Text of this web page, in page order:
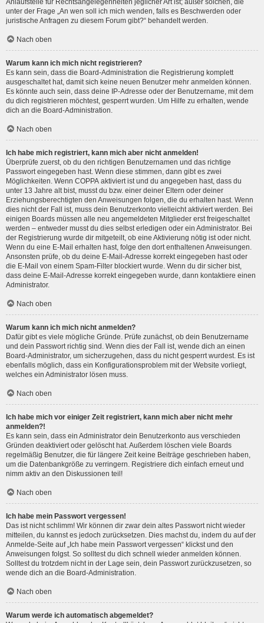
Anlaufstelle für Rechtsangelegenheiten jeglicher Art ist; außer solchen, die
unter der Frage „An wen soll ich mich wenden, falls es Beschwerden oder
juristische Anfragen zu diesem Forum gibt?“ behandelt werden.
Nach oben
Warum kann ich mich nicht registrieren?
Es kann sein, dass die Board-Administration die Registrierung komplett
ausgeschaltet hat, damit sich keine neuen Benutzer mehr anmelden können.
Es könnte auch sein, dass deine IP-Adresse oder der Benutzername, mit dem
du dich registrieren möchtest, gesperrt wurden. Um Hilfe zu erhalten, wende
dich an die Board-Administration.
Nach oben
Ich habe mich registriert, kann mich aber nicht anmelden!
Überprüfe zuerst, ob du den richtigen Benutzernamen und das richtige
Passwort eingegeben hast. Wenn diese stimmen, dann gibt es zwei
Möglichkeiten. Wenn COPPA aktiviert ist und du angegeben hast, dass du
unter 13 Jahre alt bist, musst du bzw. einer deiner Eltern oder deiner
Erziehungsberechtigten den Anweisungen folgen, die du erhalten hast. Wenn
dies nicht der Fall ist, muss dein Benutzerkonto vielleicht aktiviert werden. Bei
einigen Boards müssen alle neu angemeldeten Mitglieder erst freigeschaltet
werden – entweder musst du dies selbst erledigen oder ein Administrator. Bei
der Registrierung wurde dir mitgeteilt, ob eine Aktivierung nötig ist oder nicht.
Wenn du eine E-Mail erhalten hast, folge den dort enthaltenen Anweisungen.
Ansonsten prüfe, ob du deine E-Mail-Adresse korrekt eingegeben hast oder
die E-Mail von einem Spam-Filter blockiert wurde. Wenn du dir sicher bist,
dass deine E-Mail-Adresse korrekt eingegeben wurde, dann kontaktiere einen
Administrator.
Nach oben
Warum kann ich mich nicht anmelden?
Dafür gibt es viele mögliche Gründe. Prüfe zunächst, ob dein Benutzername
und dein Passwort richtig sind. Wenn dies der Fall ist, wende dich an einen
Board-Administrator, um sicherzugehen, dass du nicht gesperrt wurdest. Es ist
ebenfalls möglich, dass ein Konfigurationsproblem mit der Website vorliegt,
welches ein Administrator lösen muss.
Nach oben
Ich habe mich vor einiger Zeit registriert, kann mich aber nicht mehr
anmelden?!
Es kann sein, dass ein Administrator dein Benutzerkonto aus verschieden
Gründen deaktiviert oder gelöscht hat. Außerdem löschen viele Boards
regelmäßig Benutzer, die für längere Zeit keine Beiträge geschrieben haben,
um die Datenbankgröße zu verringern. Registriere dich einfach erneut und
nimm aktiv an den Diskussionen teil!
Nach oben
Ich habe mein Passwort vergessen!
Das ist nicht schlimm! Wir können dir zwar dein altes Passwort nicht wieder
mitteilen, du kannst es jedoch zurücksetzen. Dies machst du, indem du auf der
Anmelde-Seite auf „Ich habe mein Passwort vergessen“ klickst und den
Anweisungen folgst. So solltest du dich schnell wieder anmelden können.
Solltest du trotzdem nicht in der Lage sein, dein Passwort zurückzusetzen, so
wende dich an die Board-Administration.
Nach oben
Warum werde ich automatisch abgemeldet?